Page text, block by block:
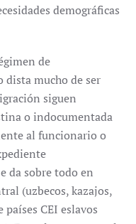
demográficas
de
mucho de ser
siguen
o indocumentada
al funcionario o
da sobre todo en
(uzbecos, kazajos,
CEI eslavos